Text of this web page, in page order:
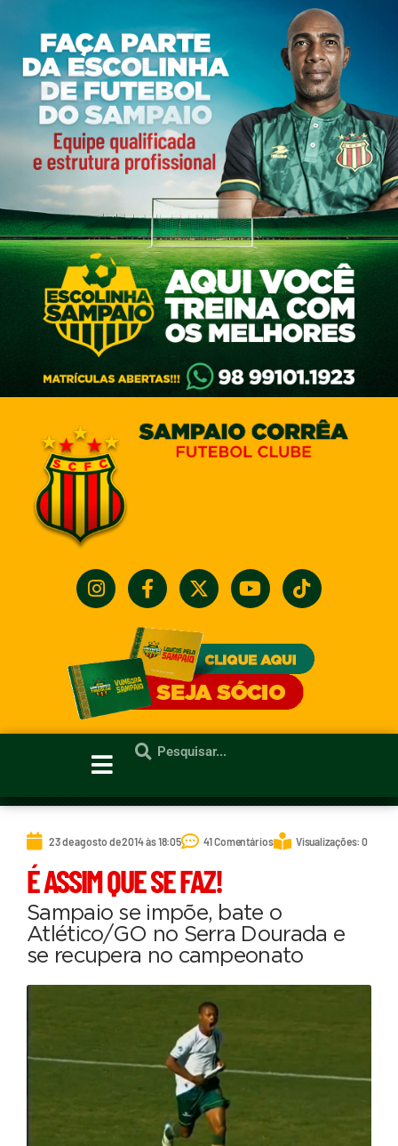
23 de agosto de 2014 às 18:05 41 Comentários Visualizações: 0
É ASSIM QUE SE FAZ!
Sampaio se impõe, bate o
Atlético/GO no Serra Dourada e
se recupera no campeonato